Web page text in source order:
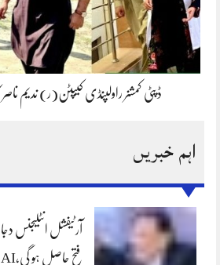
ڈپٹی کمشنر راولپنڈی کیپٹن(ر) ندیم
اہم خبریں
آرٹیفشل انٹلیجنس